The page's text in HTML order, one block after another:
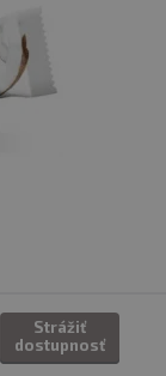
Strážiť
dostupnosť